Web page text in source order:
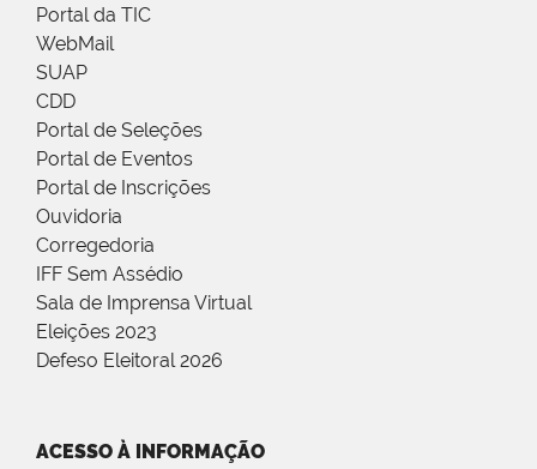
Portal da TIC
WebMail
SUAP
CDD
Portal de Seleções
Portal de Eventos
Portal de Inscrições
Ouvidoria
Corregedoria
IFF Sem Assédio
Sala de Imprensa Virtual
Eleições 2023
Defeso Eleitoral 2026
ACESSO À INFORMAÇÃO